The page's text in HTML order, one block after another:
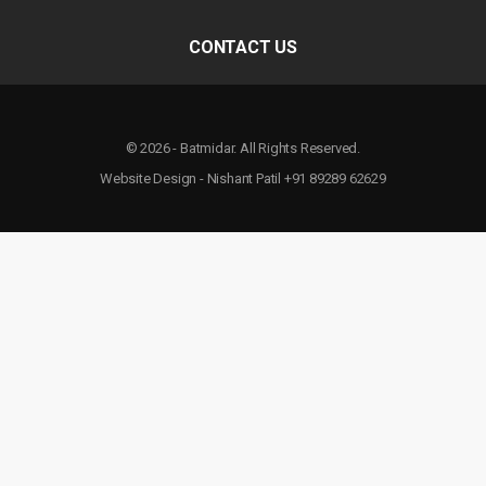
CONTACT US
© 2026 - Batmidar. All Rights Reserved.
Website Design - Nishant Patil +91 89289 62629